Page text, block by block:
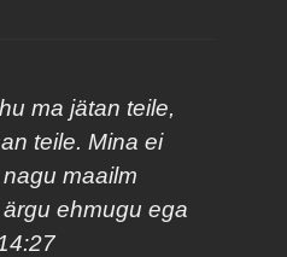
ma jätan teile,
teile. Mina ei
maailm
ehmugu ega